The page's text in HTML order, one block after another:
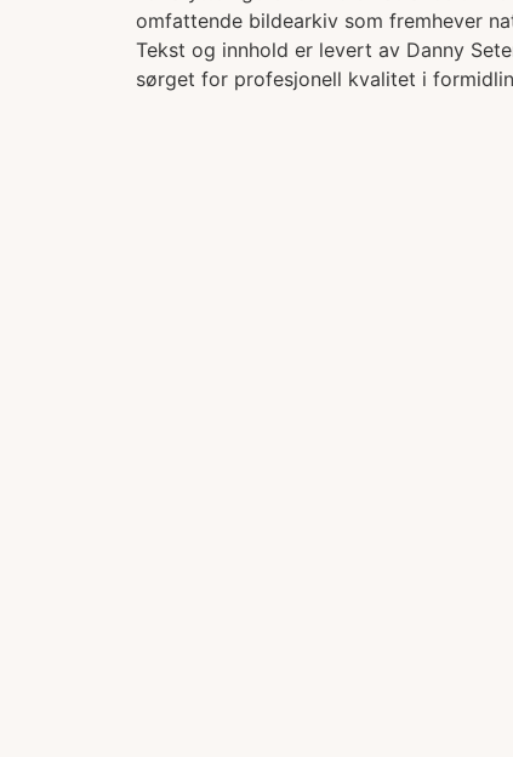
omfattende bildearkiv som fremhever
Tekst og innhold er levert av Danny
sørget for profesjonell kvalitet i